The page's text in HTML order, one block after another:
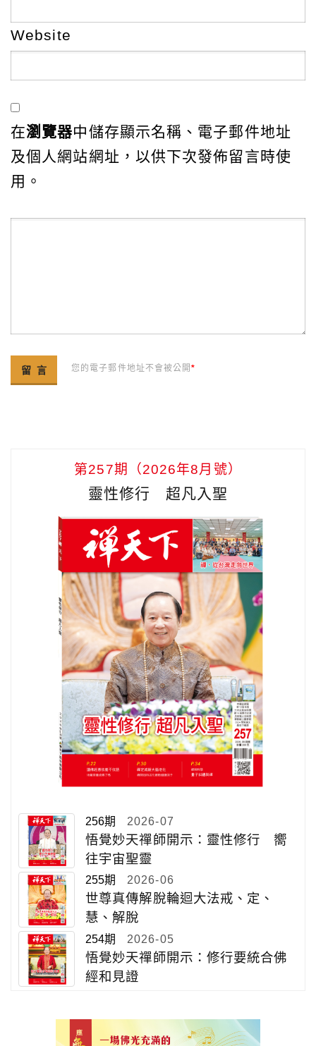
Website
在瀏覽器中儲存顯示名稱、電子郵件地址
及個人網站網址，以供下次發佈留言時使
用。
您的電子郵件地址不會被公開*
第257期（2026年8月號）
靈性修行 超凡入聖
256期 2026-07
悟覺妙天禪師開示：靈性修行 嚮
往宇宙聖靈
255期 2026-06
世尊真傳解脫輪迴大法戒、定、
慧、解脫
254期 2026-05
悟覺妙天禪師開示：修行要統合佛
經和見證